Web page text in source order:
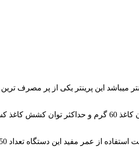
این پرینتر یکی از پر مصرف ترین